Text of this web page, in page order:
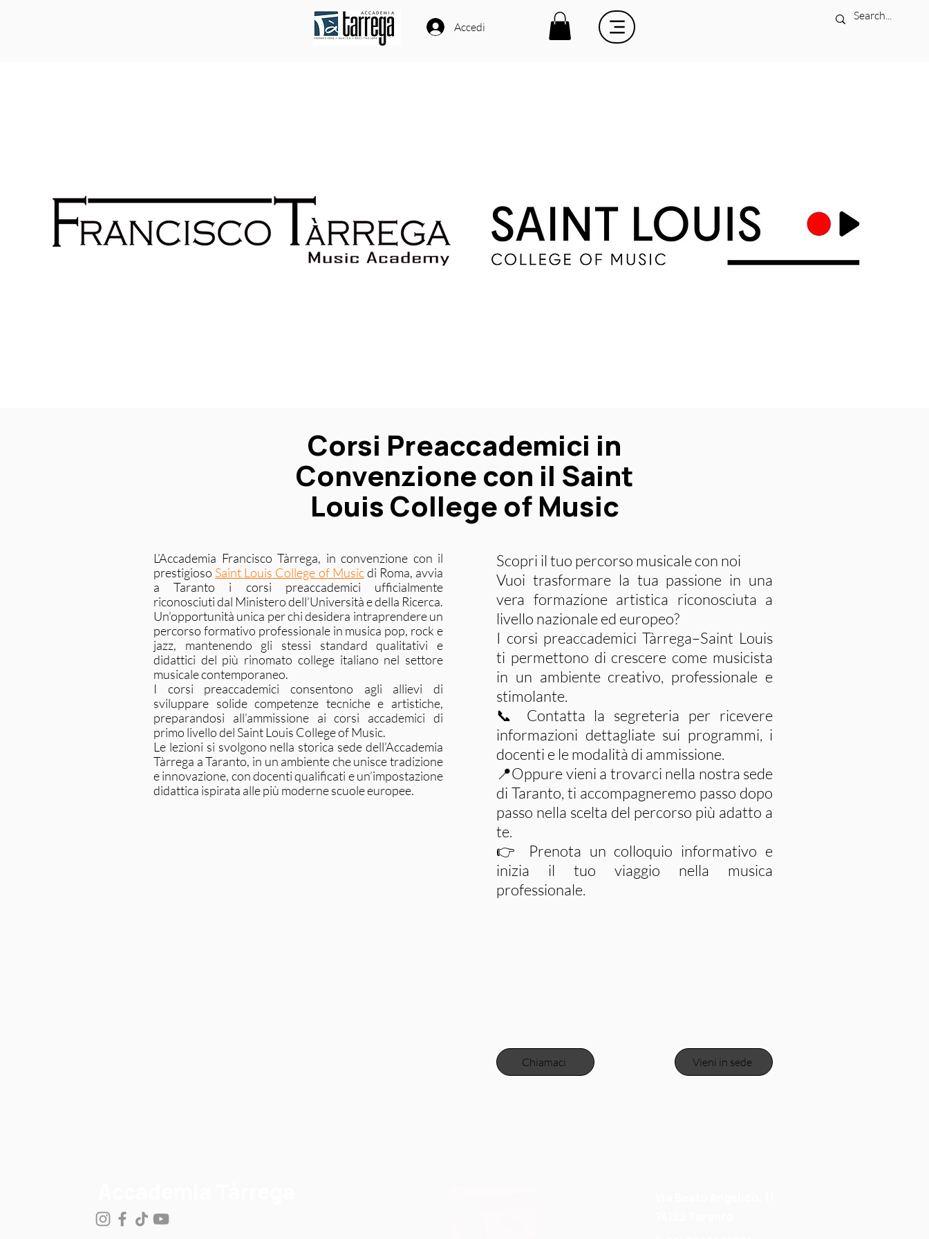
Accedi
Corsi Preaccademici in
Convenzione con il Saint
Louis College of Music
L’Accademia Francisco Tàrrega, in convenzione con il
prestigioso Saint Louis College of Musicdi Roma, avvia
a Taranto i corsi preaccademici ufficialmente
riconosciuti dal Ministero dell’Università e della Ricerca.
Un’opportunità unica per chi desidera intraprendere un
percorso formativo professionale in musica pop, rock e
jazz, mantenendo gli stessi standard qualitativi e
didattici del più rinomato college italiano nel settore
musicale contemporaneo.
I corsi preaccademici consentono agli allievi di
sviluppare solide competenze tecniche e artistiche,
preparandosi all’ammissione ai corsi accademici di
primo livello del Saint Louis College of Music.
Le lezioni si svolgono nella storica sede dell’Accademia
Tàrrega a Taranto, in un ambiente che unisce tradizione
e innovazione, con docenti qualificati e un’impostazione
didattica ispirata alle più moderne scuole europee.
Scopri il tuo percorso musicale con noi
Vuoi trasformare la tua passione in una
vera formazione artistica riconosciuta a
livello nazionale ed europeo?
I corsi preaccademici Tàrrega–Saint Louis
ti permettono di crescere come musicista
in un ambiente creativo, professionale e
stimolante.
📞 Contatta la segreteria per ricevere
informazioni dettagliate sui programmi, i
docenti e le modalità di ammissione.
📍Oppure vieni a trovarci nella nostra sede
di Taranto, ti accompagneremo passo dopo
passo nella scelta del percorso più adatto a
te.
👉 Prenota un colloquio informativo e
inizia il tuo viaggio nella musica
professionale.
Chiamaci Vieni in sede